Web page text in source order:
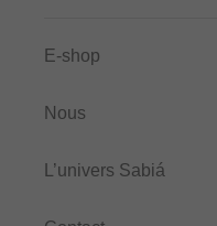
E-shop
Nous
L’univers Sabiá